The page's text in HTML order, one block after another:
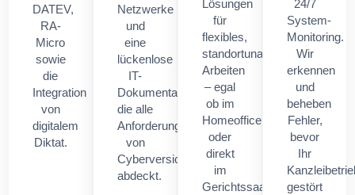
DATEV,
RA-
Micro
sowie
die
Integration
von
digitalem
Diktat.
Netzwerke
und
eine
lückenlose
IT-
Dokumentation,
die alle
Anforderungen
von
Cyberversicherern
abdeckt.
Lösungen
für
flexibles,
standortunabhängiges
Arbeiten
– egal
ob im
Homeoffice
oder
direkt
im
Gerichtssaal.
24/7
System-
Monitoring.
Wir
erkennen
und
beheben
Fehler,
bevor
Ihr
gestört